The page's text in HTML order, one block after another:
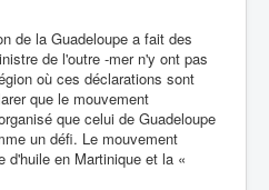
de la Guadeloupe a fait des
de l'outre -mer n'y ont pas
où ces déclarations sont
que le mouvement
que celui de Guadeloupe
un défi. Le mouvement
d'huile en Martinique et la «